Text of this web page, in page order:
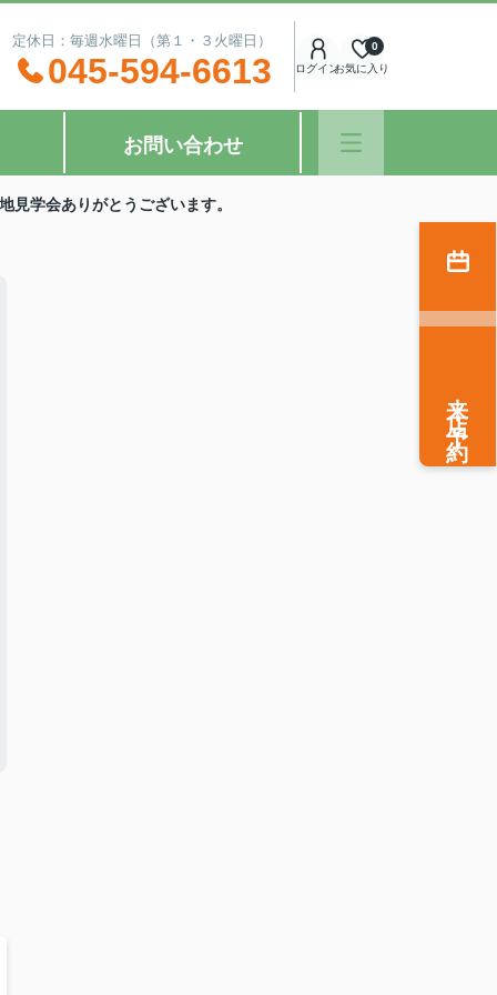
休日：毎週水曜日（第１・３火曜日）
045-594-6613 ログインお気に入り
0
お問い合わせ
見学会ありがとうございます。
来店予約